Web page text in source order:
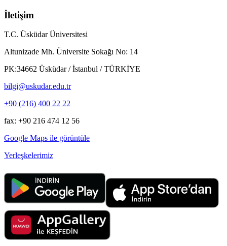
İletişim
T.C. Üsküdar Üniversitesi
Altunizade Mh. Üniversite Sokağı No: 14
PK:34662 Üsküdar / İstanbul / TÜRKİYE
bilgi@uskudar.edu.tr
+90 (216) 400 22 22
fax: +90 216 474 12 56
Google Maps ile görüntüle
Yerleşkelerimiz